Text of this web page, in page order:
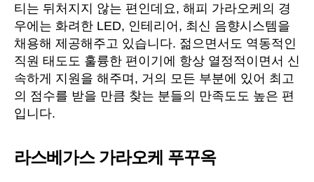
티는 뒤처지지 않는 편인데요, 해피 가라오케의 경
우에는 화려한 LED, 인테리어, 최신 음향시스템을
채용해 제공해주고 있습니다. 젊으면서도 역동적인
직원 태도도 훌륭한 편이기에 항상 열정적이면서 신
속하게 지원을 해주며, 거의 모든 부분에 있어 최고
의 점수를 받을 만큼 찾는 분들의 만족도도 높은 편
입니다.
라스베가스 가라오케 푸꾸옥